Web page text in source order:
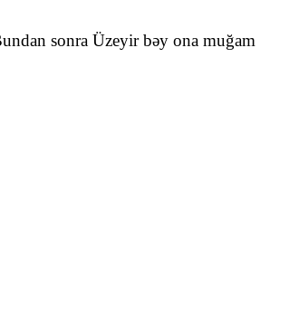
sonra Üzeyir bəy ona muğam